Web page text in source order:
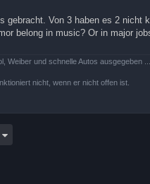
gebracht. Von 3 haben es 2 nicht
belong in music? Or in major
Weiber und schnelle Autos ausgegeben
nicht, wenn er nicht offen ist.